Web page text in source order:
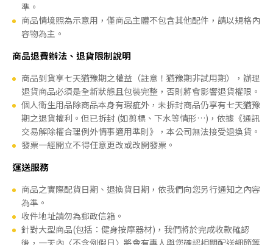
準。
商品情境照為示意用，僅商品主體不包含其他配件，請以規格內
容物為主。
商品退費辦法、退貨限制說明
商品到貨享七天猶豫期之權益（註意！猶豫期非試用期），辦理
退貨商品必須是全新狀態且包裝完整，否則將會影響退貨權限。
個人衛生用品除商品本身有瑕疵外，未拆封商品仍享有七天猶豫
期之退貨權利。但已拆封 (如剪標、下水等情形…)，依據《通訊
交易解除權合理例外情事適用準則》，本公司無法接受退換貨。
發票一經開立不得任意更改或改開發票。
運送服務
商品之實際配貨日期、退換貨日期，依我們向您另行通知之內容
為準。
收件地址請勿為郵政信箱。
針對大型商品(包括：健身按摩器材)，我們將於完成收款確認
後，一天內〈不含例假日〉將會有專人與您確認相關配送細節等